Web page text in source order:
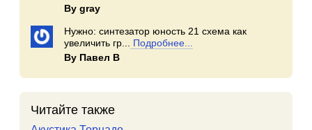
By gray
Нужно: синтезатор юность 21 схема как
увеличить гр...
Подробнее...
By Павел В
Читайте также